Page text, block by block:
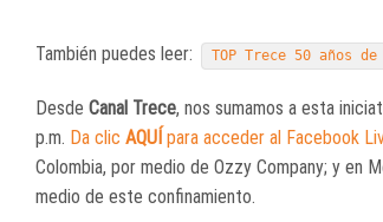
También puedes leer: TOP Trece 50 años
Desde Canal Trece, nos sumamos a esta
p.m. Da clic AQUÍ para acceder al Facebook
Colombia, por medio de Ozzy Company; y en
medio de este confinamiento.